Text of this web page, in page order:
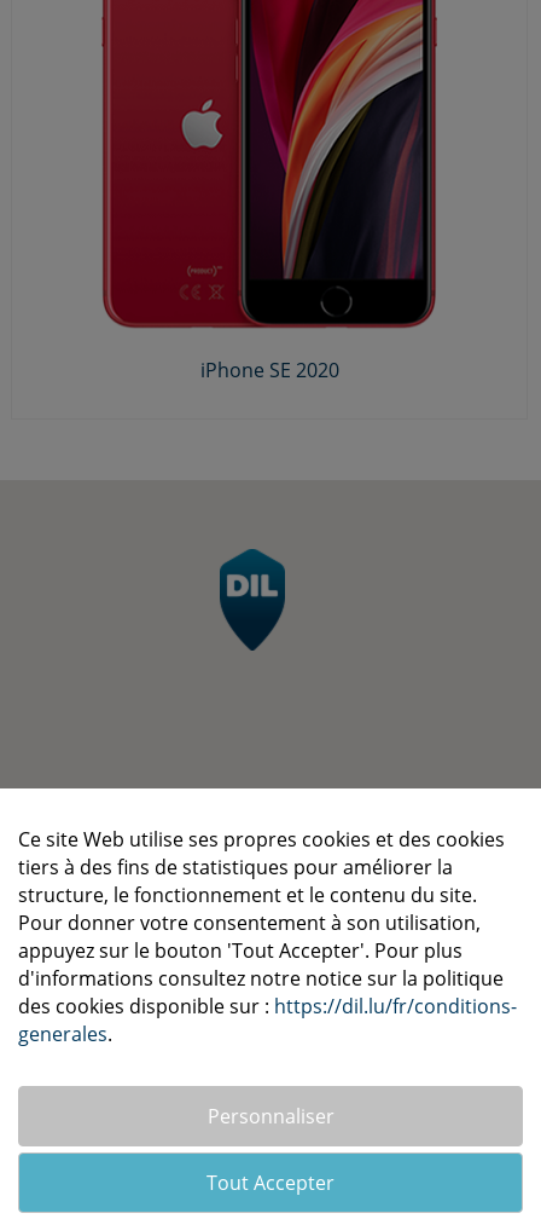
iPhone SE 2020
Contactez-nous
DIL REPAIR
Shopping Center la Belle
Samedi | 09H00-19H00
Ce site Web utilise ses propres cookies et des cookies
tiers à des fins de statistiques pour améliorer la
structure, le fonctionnement et le contenu du site.
Pour donner votre consentement à son utilisation,
appuyez sur le bouton 'Tout Accepter'. Pour plus
d'informations consultez notre notice sur la politique
des cookies disponible sur : https://dil.lu/fr/conditions-
generales.
Personnaliser
Tout Accepter